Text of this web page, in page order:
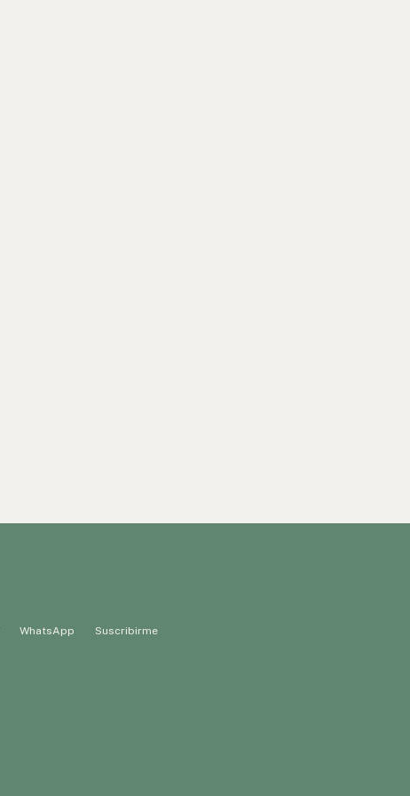
WhatsApp Suscribirme